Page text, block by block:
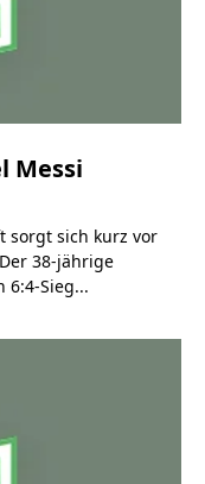
Messi
sorgt sich kurz vor
38-jährige
6:4-Sieg...